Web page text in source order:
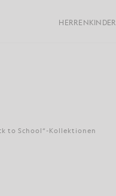
HERRENKINDER
to School“-Kollektionen